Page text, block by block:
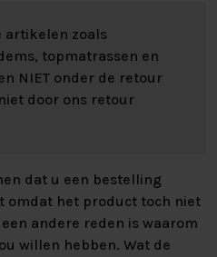
artikelen zoals
topmatrassen en
NIET onder de retour
door ons retour
dat u een bestelling
omdat het product toch niet
andere reden is waarom
willen hebben. Wat de